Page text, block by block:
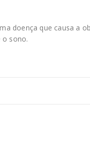
doença que causa a
o sono.